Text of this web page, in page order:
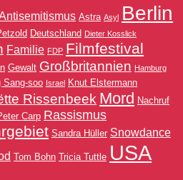
Astra Asyl Berlin
Deutschland Dieter Kosslick
Familie FDP Filmfestival
Gewalt Großbritannien Hamburg
Sang-soo Israel Knut Elstermann
Rissenbeek Mord Nachruf
Carp Rassismus
Sandra Hüller Snowdance
Tom Bohn Tricia Tuttle USA